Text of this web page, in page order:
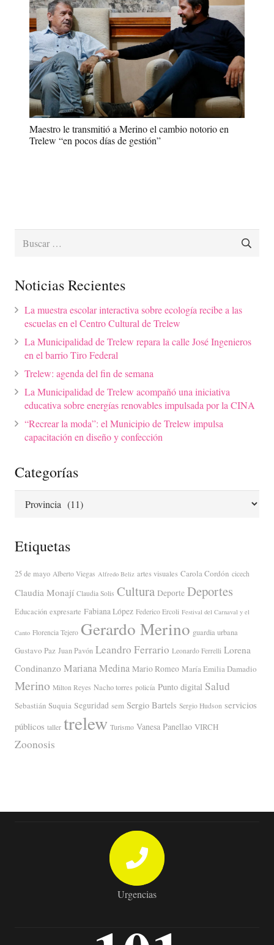
Maestro le transmitió a Merino el cambio notorio en
Trelew “en pocos días de gestión”
Buscar:
Noticias Recientes
La muestra escolar interactiva sobre ecología recibe a las
escuelas en el Centro Cultural de Trelew
La Municipalidad de Trelew repara la calle José Ingenieros
en el barrio Tiro Federal
Trelew: agenda del fin de semana
La Municipalidad de Trelew acompañó una iniciativa
educativa sobre energías renovables impulsada por la CINA
“Recrear la moda”: el Municipio de Trelew impulsa
capacitación en diseño y confección
Categorías
Etiquetas
25 de mayo Alberto Viegas Alfredo Beliz artes visuales Carola Cordón cicech
Claudia Monají Claudia Solis Cultura Deporte Deportes
Educación expresarte Fabiana López Federico Ercoli Festival del Carnaval y el
Canto Florencia Tejero Gerardo Merino guardia urbana
Gustavo Paz Juan Pavón Leandro Ferrario Leonardo Ferrelli Lorena
Condinanzo Mariana Medina Mario Romeo María Emilia Damadio
Merino Milton Reyes Nacho torres policía Punto digital Salud
Sebastián Suquia Seguridad sem Sergio Bartels Sergio Hudson servicios
públicos taller trelew Turismo Vanesa Panellao VIRCH
Zoonosis
Urgencias